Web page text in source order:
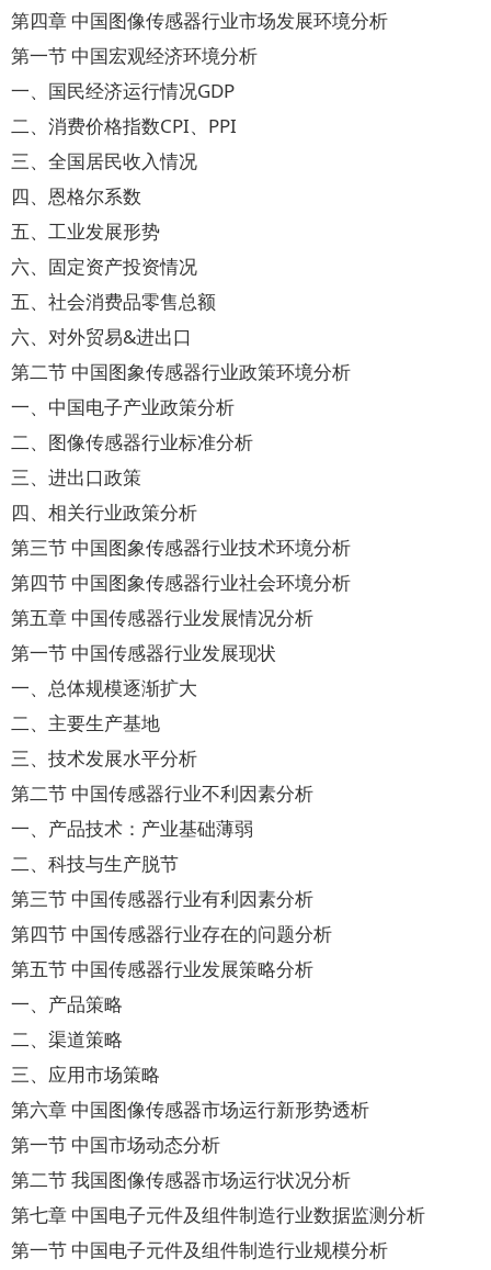
第四章 中国图像传感器行业市场发展环境分析
第一节 中国宏观经济环境分析
一、国民经济运行情况GDP
二、消费价格指数CPI、PPI
三、全国居民收入情况
四、恩格尔系数
五、工业发展形势
六、固定资产投资情况
五、社会消费品零售总额
六、对外贸易&进出口
第二节 中国图象传感器行业政策环境分析
一、中国电子产业政策分析
二、图像传感器行业标准分析
三、进出口政策
四、相关行业政策分析
第三节 中国图象传感器行业技术环境分析
第四节 中国图象传感器行业社会环境分析
第五章 中国传感器行业发展情况分析
第一节 中国传感器行业发展现状
一、总体规模逐渐扩大
二、主要生产基地
三、技术发展水平分析
第二节 中国传感器行业不利因素分析
一、产品技术：产业基础薄弱
二、科技与生产脱节
第三节 中国传感器行业有利因素分析
第四节 中国传感器行业存在的问题分析
第五节 中国传感器行业发展策略分析
一、产品策略
二、渠道策略
三、应用市场策略
第六章 中国图像传感器市场运行新形势透析
第一节 中国市场动态分析
第二节 我国图像传感器市场运行状况分析
第七章 中国电子元件及组件制造行业数据监测分析
第一节 中国电子元件及组件制造行业规模分析